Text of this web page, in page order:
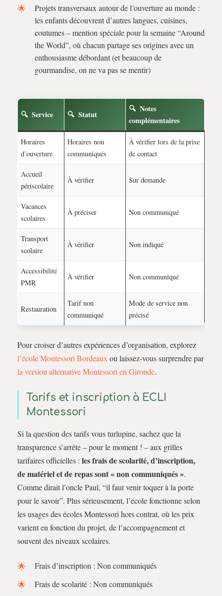
Projets transversaux autour de l’ouverture au monde :
les enfants découvrent d’autres langues, cuisines,
coutumes – mention spéciale pour la semaine “Around
the World”, où chacun partage ses origines avec un
enthousiasme débordant (et beaucoup de
gourmandise, on ne va pas se mentir)
Service Statut
Notes
complémentaires
Horaires
d’ouverture
Horaires non
communiqués
À vérifier lors de la prise
de contact
Accueil
périscolaire
À vérifier Sur demande
Vacances
scolaires
À préciser Non communiqué
Transport
scolaire
À vérifier Non indiqué
Accessibilité
PMR
À vérifier Non communiqué
Restauration
Tarif non
communiqué
Mode de service non
précisé
Pour croiser d’autres expériences d’organisation, explorez
l’école Montessori Bordeaux ou laissez-vous surprendre par
la version alternative Montessori en Gironde.
Tarifs et inscription à ECLI
Montessori
Si la question des tarifs vous turlupine, sachez que la
transparence s’arrête – pour le moment ! – aux grilles
tarifaires officielles : les frais de scolarité, d’inscription,
de matériel et de repas sont « non communiqués ».
Comme dirait l’oncle Paul, “il faut venir toquer à la porte
pour le savoir”. Plus sérieusement, l’école fonctionne selon
les usages des écoles Montessori hors contrat, où les prix
varient en fonction du projet, de l’accompagnement et
souvent des niveaux scolaires.
Frais d’inscription : Non communiqués
Frais de scolarité : Non communiqués